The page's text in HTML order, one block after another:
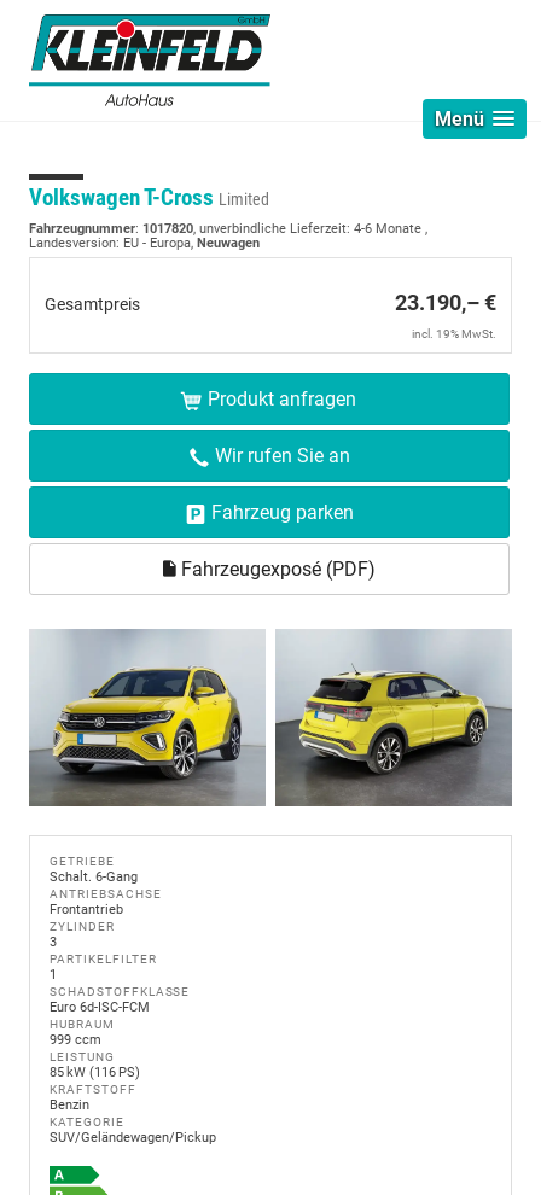
Menü
Volkswagen T-Cross Limited
Fahrzeugnummer: 1017820, unverbindliche Lieferzeit: 4-6 Monate ,
Landesversion: EU - Europa, Neuwagen
Gesamtpreis 23.190,– €
incl. 19% MwSt.
Produkt anfragen
Wir rufen Sie an
Fahrzeug parken
Fahrzeugexposé (PDF)
GETRIEBE
Schalt. 6-Gang
ANTRIEBSACHSE
Frontantrieb
ZYLINDER
3
PARTIKELFILTER
1
SCHADSTOFFKLASSE
Euro 6d-ISC-FCM
HUBRAUM
999 ccm
LEISTUNG
85 kW (116 PS)
KRAFTSTOFF
Benzin
KATEGORIE
SUV/Geländewagen/Pickup